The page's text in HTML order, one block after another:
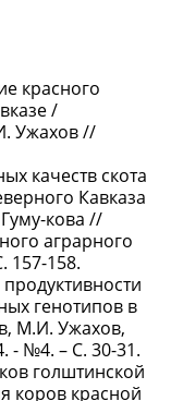
красного
/
Ужахов //
качеств скота
Кавказа
кова //
аграрного
157-158.
генотипов в
М.И. Ужахов,
- №4. – С. 30-31.
голштинской
коров красной